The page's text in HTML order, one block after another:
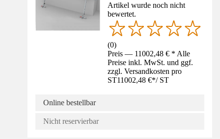
Artikel wurde noch nicht
bewertet.
(0)
Preis — 11002,48 € * Alle
Preise inkl. MwSt. und ggf.
zzgl. Versandkosten pro
ST11002,48 €*/ ST
Online bestellbar
Nicht reservierbar